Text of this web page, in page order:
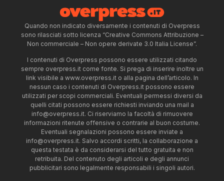
Quando non indicato diversamente i contenuti di Overpress
sono rilasciati sotto licenza “Creative Commons Attribuzione –
Non commerciale – Non opere derivate 3.0 Italia License”.
I contenuti di Overpress possono essere utilizzati citando
sempre overpress.it come fonte. Si prega di inserire inoltre un
link visibile a www.overpress.it o alla pagina dell’articolo. In
nessun caso i contenuti di Overpress.it possono essere
utilizzati per scopi commerciali. Eventuali permessi diversi da
quelli citati possono essere richiesti inviando una mail a
info@overpress.it. Ci riserviamo la facoltà di rimuovere
informazioni ritenute offensive o contrarie al buon costume.
Eventuali segnalazioni possono essere inviate a
info@overpress.it. Salvo accordi scritti, la collaborazione a
questa testata è da considerarsi del tutto gratuita e non
retribuita. Del contenuto degli articoli e degli annunci
pubblicitari sono legalmente responsabili i singoli autori.